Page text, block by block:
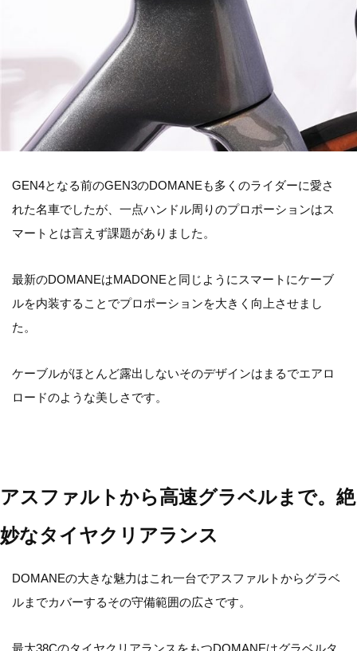
GEN4となる前のGEN3のDOMANEも多くのライダーに愛さ
れた名車でしたが、一点ハンドル周りのプロポーションはス
マートとは言えず課題がありました。
最新のDOMANEはMADONEと同じようにスマートにケーブ
ルを内装することでプロポーションを大きく向上させまし
た。
ケーブルがほとんど露出しないそのデザインはまるでエアロ
ロードのような美しさです。
アスファルトから高速グラベルまで。絶
妙なタイヤクリアランス
DOMANEの大きな魅力はこれ一台でアスファルトからグラベ
ルまでカバーするその守備範囲の広さです。